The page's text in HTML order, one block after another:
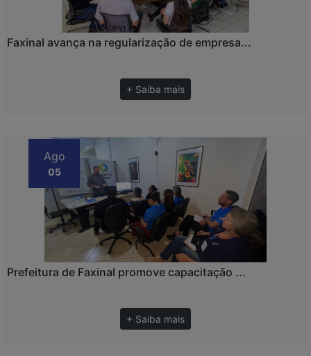
Faxinal avança na regularização de empresa...
+ Saiba mais
Ago
05
Prefeitura de Faxinal promove capacitação ...
+ Saiba mais